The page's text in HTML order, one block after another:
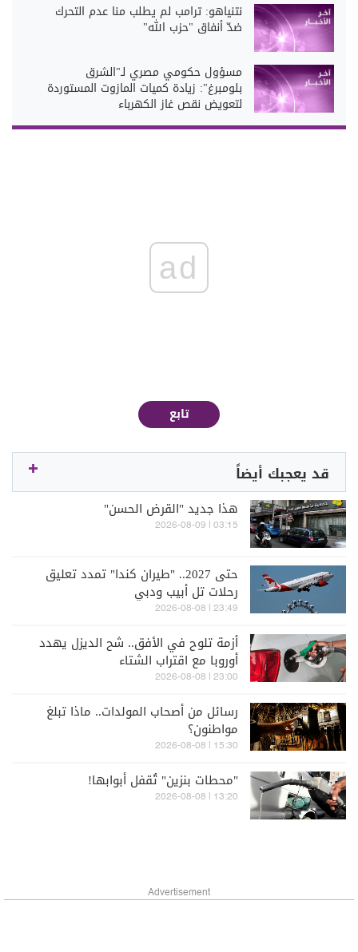
نتنياهو: ترامب لم يطلب منا عدم التحرك
ضدّ أنفاق "حزب الله"
مسؤول حكومي مصري لـ"الشرق
بلومبرغ": زيادة كميات المازوت المستوردة
لتعويض نقص غاز الكهرباء
ad
تابع
قد يعجبك أيضاً
هذا جديد "القرض الحسن"
03:15 | 2026-08-09
حتى 2027.. "طيران كندا" تمدد تعليق
رحلات تل أبيب ودبي
23:49 | 2026-08-08
أزمة تلوح في الأفق.. شح الديزل يهدد
أوروبا مع اقتراب الشتاء
23:00 | 2026-08-08
رسائل من أصحاب المولدات.. ماذا تبلغ
مواطنون؟
15:30 | 2026-08-08
"محطات بنزين" تُقفل أبوابها!
13:20 | 2026-08-08
Advertisement